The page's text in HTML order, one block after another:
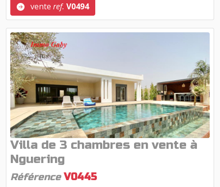
vente ref. V0494
Villa de 3 chambres en vente à
Nguering
Référence V0445